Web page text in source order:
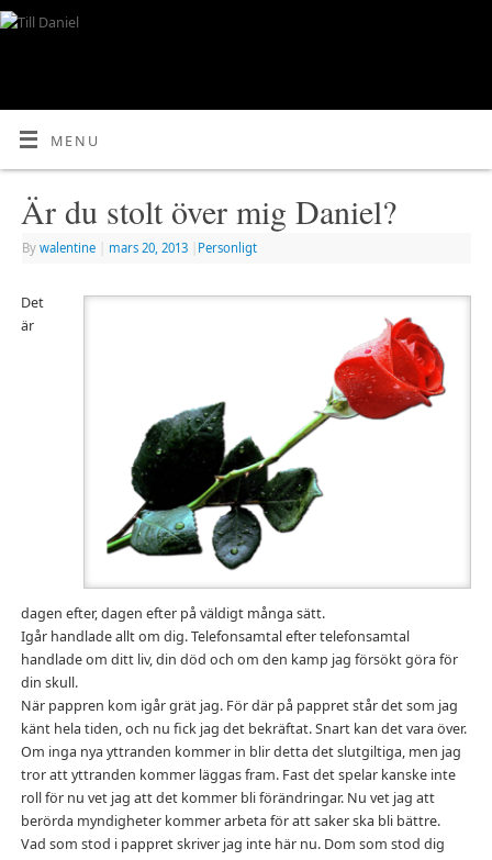
MENU
Är du stolt över mig Daniel?
By walentine mars 20, 2013 Personligt
Det
är
dagen efter, dagen efter på väldigt många sätt.
Igår handlade allt om dig. Telefonsamtal efter telefonsamtal
handlade om ditt liv, din död och om den kamp jag försökt göra för
din skull.
När pappren kom igår grät jag. För där på pappret står det som jag
känt hela tiden, och nu fick jag det bekräftat. Snart kan det vara över.
Om inga nya yttranden kommer in blir detta det slutgiltiga, men jag
tror att yttranden kommer läggas fram. Fast det spelar kanske inte
roll för nu vet jag att det kommer bli förändringar. Nu vet jag att
berörda myndigheter kommer arbeta för att saker ska bli bättre.
Vad som stod i pappret skriver jag inte här nu. Dom som stod dig